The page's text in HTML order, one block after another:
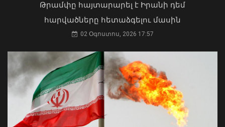
Երևանի վարչական շրջանների
դատախազությունները դատարան են
ուղարկել ծանր և առանձնապես ծանր
հանցագործություններով 225
քրեական վարույթ
07 Օգոստոս, 2026 12:21
Թրամփը հայտարարել է Իրանի դեմ
հարվածները հետաձգելու մասին
02 Օգոստոս, 2026 17:57